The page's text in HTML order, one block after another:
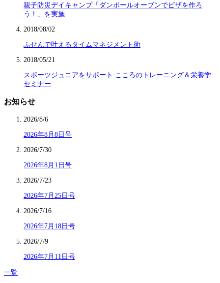
親子防災デイキャンプ「ダンボールオーブンでピザを作ろ
う！」を実施
2018/08/02
ふせんで叶えるタイムマネジメント術
2018/05/21
スポーツジュニアをサポート こころのトレーニング＆栄養学
セミナー
お知らせ
2026/8/6
2026年8月8日号
2026/7/30
2026年8月1日号
2026/7/23
2026年7月25日号
2026/7/16
2026年7月18日号
2026/7/9
2026年7月11日号
一覧